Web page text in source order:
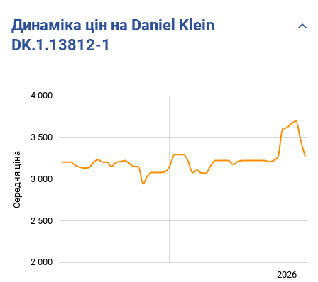
Динаміка цін на Daniel Klein
DK.1.13812-1
Середня ціна 2 400
2 000
3 000
4 000
3 500
2 500
2026